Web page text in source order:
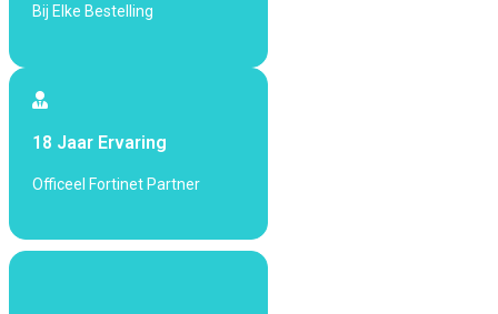
Wi-
Fi
Fi
Bij Elke Bestelling
18 Jaar Ervaring
Officeel Fortinet Partner